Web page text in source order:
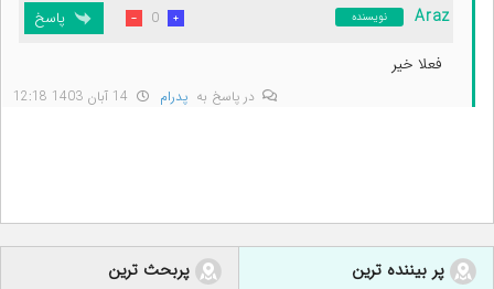
Araz نویسنده
در پاسخ به پدرام
فعلا خیر
0 پاسخ
پر بیننده ترین پربحث ترین